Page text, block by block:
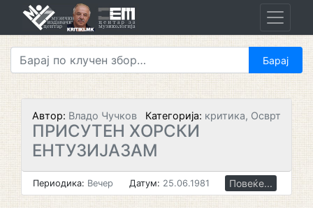
Автор: Владо Чучков Категорија: критика, Осврт
ПРИСУТЕН ХОРСКИ
ЕНТУЗИЈАЗАМ
Периодика: Вечер Датум: 25.06.1981 Повеќе...